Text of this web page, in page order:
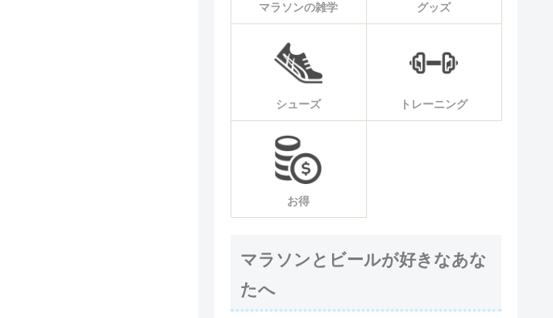
マラソンの雑学 グッズ
シューズ トレーニング
お得
マラソンとビールが好きなあな
たへ